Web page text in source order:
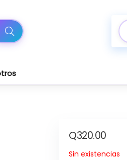
Q320.00
Sin existencias